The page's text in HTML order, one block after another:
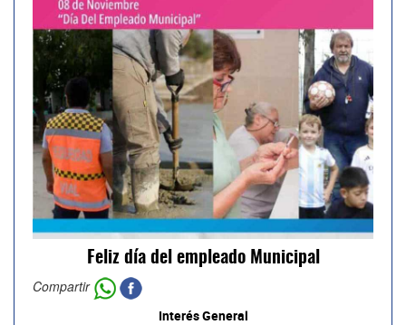
Feliz día del empleado Municipal
Compartir
Interés General